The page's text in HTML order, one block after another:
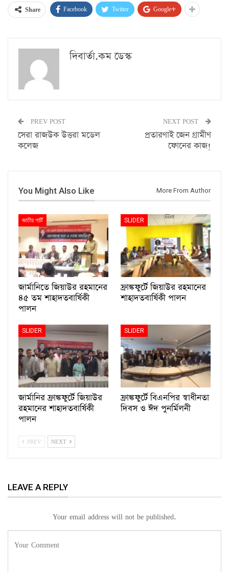
Share Facebook Twitter Google+
দিবার্তা.কম ডেস্ক
PREV POST
সেরা রাজউক উত্তরা মডেল
কলেজ
NEXT POST
প্রতারণাই জেন গ্রামীণ
ফোনের কাজ!
You Might Also Like More From Author
জাতীয় পার্টি
জার্মানিতে জিয়াউর রহমানের
৪৫ তম শাহাদতবার্ষিকী
পালন
SLIDER
ফ্রাঙ্কফুর্টে জিয়াউর রহমানের
শাহাদতবার্ষিকী পালন
SLIDER
জার্মানির ফ্রাঙ্কফুর্টে জিয়াউর
রহমানের শাহাদতবার্ষিকী
পালন
SLIDER
ফ্রাঙ্কফুর্টে বিএনপির স্বাধীনতা
দিবস ও ঈদ পুনর্মিলনী
PREV NEXT
LEAVE A REPLY
Your email address will not be published.